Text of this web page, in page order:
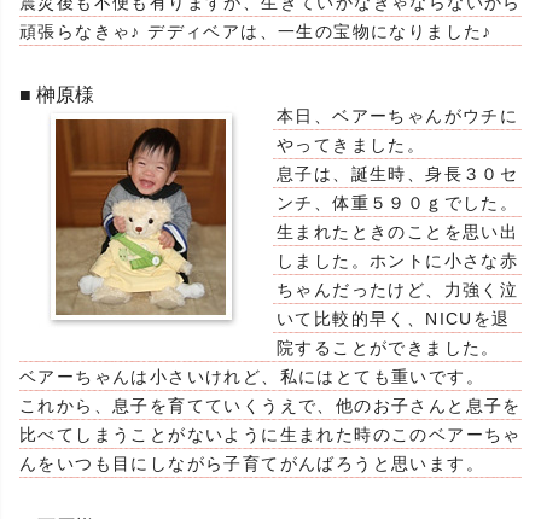
頑張らなきゃ♪ デディベアは、一生の宝物になりました♪
■ 榊原様
本日、ベアーちゃんがウチに
やってきました。
息子は、誕生時、身長３０セ
ンチ、体重５９０ｇでした。
生まれたときのことを思い出
しました。ホントに小さな赤
ちゃんだったけど、力強く泣
いて比較的早く、NICUを退
院することができました。
ベアーちゃんは小さいけれど、私にはとても重いです。
これから、息子を育てていくうえで、他のお子さんと息子を
比べてしまうことがないように生まれた時のこのベアーちゃ
んをいつも目にしながら子育てがんばろうと思います。